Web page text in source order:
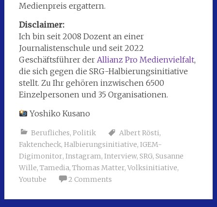
Medienpreis ergattern.
Disclaimer:
Ich bin seit 2008 Dozent an einer
Journalistenschule und seit 2022
Geschäftsführer der Allianz Pro Medienvielfalt,
die sich gegen die SRG-Halbierungsinitiative
stellt. Zu Ihr gehören inzwischen 6500
Einzelpersonen und 35 Organisationen.
Yoshiko Kusano
Berufliches, Politik Albert Rösti,
Faktencheck, Halbierungsinitiative, IGEM-
Digimonitor, Instagram, Interview, SRG, Susanne
Wille, Tamedia, Thomas Matter, Volksinitiative,
Youtube
2 Comments